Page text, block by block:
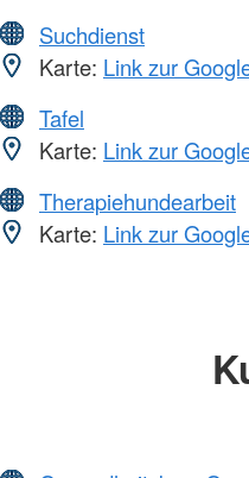
Suchdienst
Karte: Link zur
Tafel
Karte: Link zur
Therapiehundearbeit
Karte: Link zur